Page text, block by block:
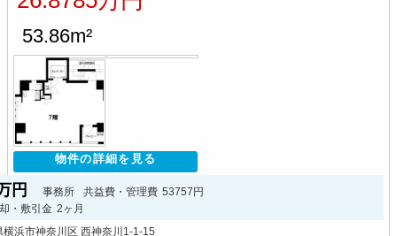
53.86m²
物件の詳細を見る
円 事務所 共益費・管理費 53757円
・敷引金 2ヶ月
横浜市神奈川区 西神奈川1-1-15